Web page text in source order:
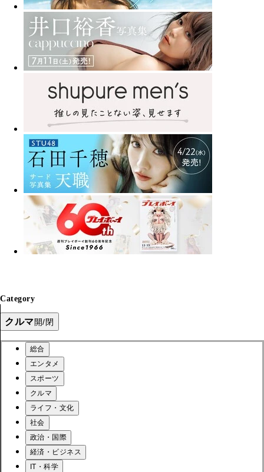
Category
クルマ開/閉
総合
エンタメ
スポーツ
クルマ
ライフ・文化
社会
政治・国際
経済・ビジネス
IT・科学